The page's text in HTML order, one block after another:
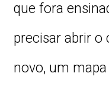
que fora
precisar abrir o
novo, um